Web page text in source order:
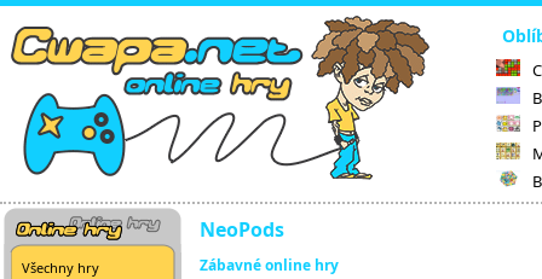
Všechny hry
NeoPods
Zábavné online hry